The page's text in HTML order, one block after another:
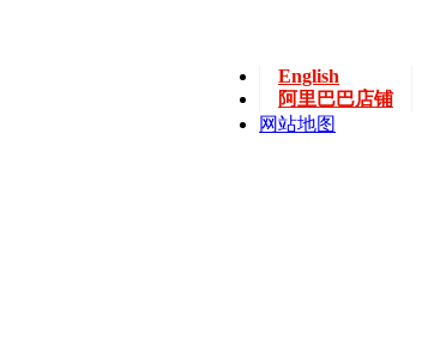
English
阿里巴巴店铺
网站地图